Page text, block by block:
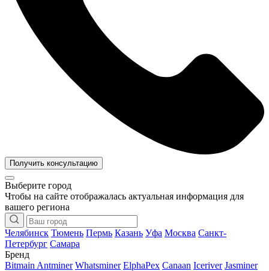
Получить консультацию
Выберите город
Чтобы на сайте отображалась актуальная информация для
вашего региона
Челябинск Тюмень Пермь Казань Уфа Москва Санкт-
Петербург Самара
Бренд
Bitmain Antminer Whatsminer ElphaPex Canaan Iceriver Jasminer